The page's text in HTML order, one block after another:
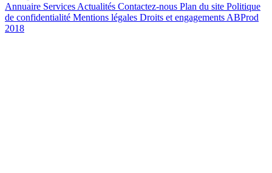
Annuaire Services Actualités Contactez-nous Plan du site Politique
de confidentialité Mentions légales Droits et engagements ABProd
2018